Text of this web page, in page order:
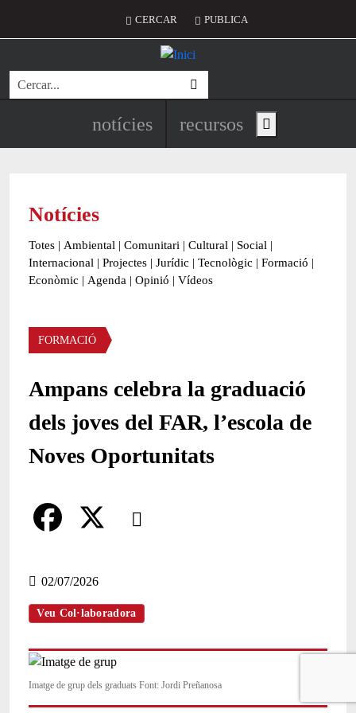
Menú del compte d'usuari
CERCAR PUBLICA
Cerca
Navegació principal de
notícies recursos Show main menu
Notícies
Totes | Ambiental | Comunitari | Cultural | Social |
Internacional | Projectes | Jurídic | Tecnològic | Formació |
Econòmic | Agenda | Opinió | Vídeos
Àmbit de la notícia
FORMACIÓ
Ampans celebra la graduació
dels joves del FAR, l’escola de
Noves Oportunitats
Comparteix
a
c
b
02/07/2026
Veu Col·laboradora
Imatge de grup dels graduats Font: Jordi Preñanosa